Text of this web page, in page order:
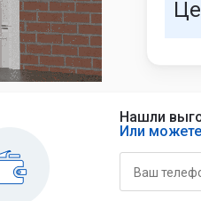
функционал
панорамные
с калиткой
По типу
использования
Нашли
Или